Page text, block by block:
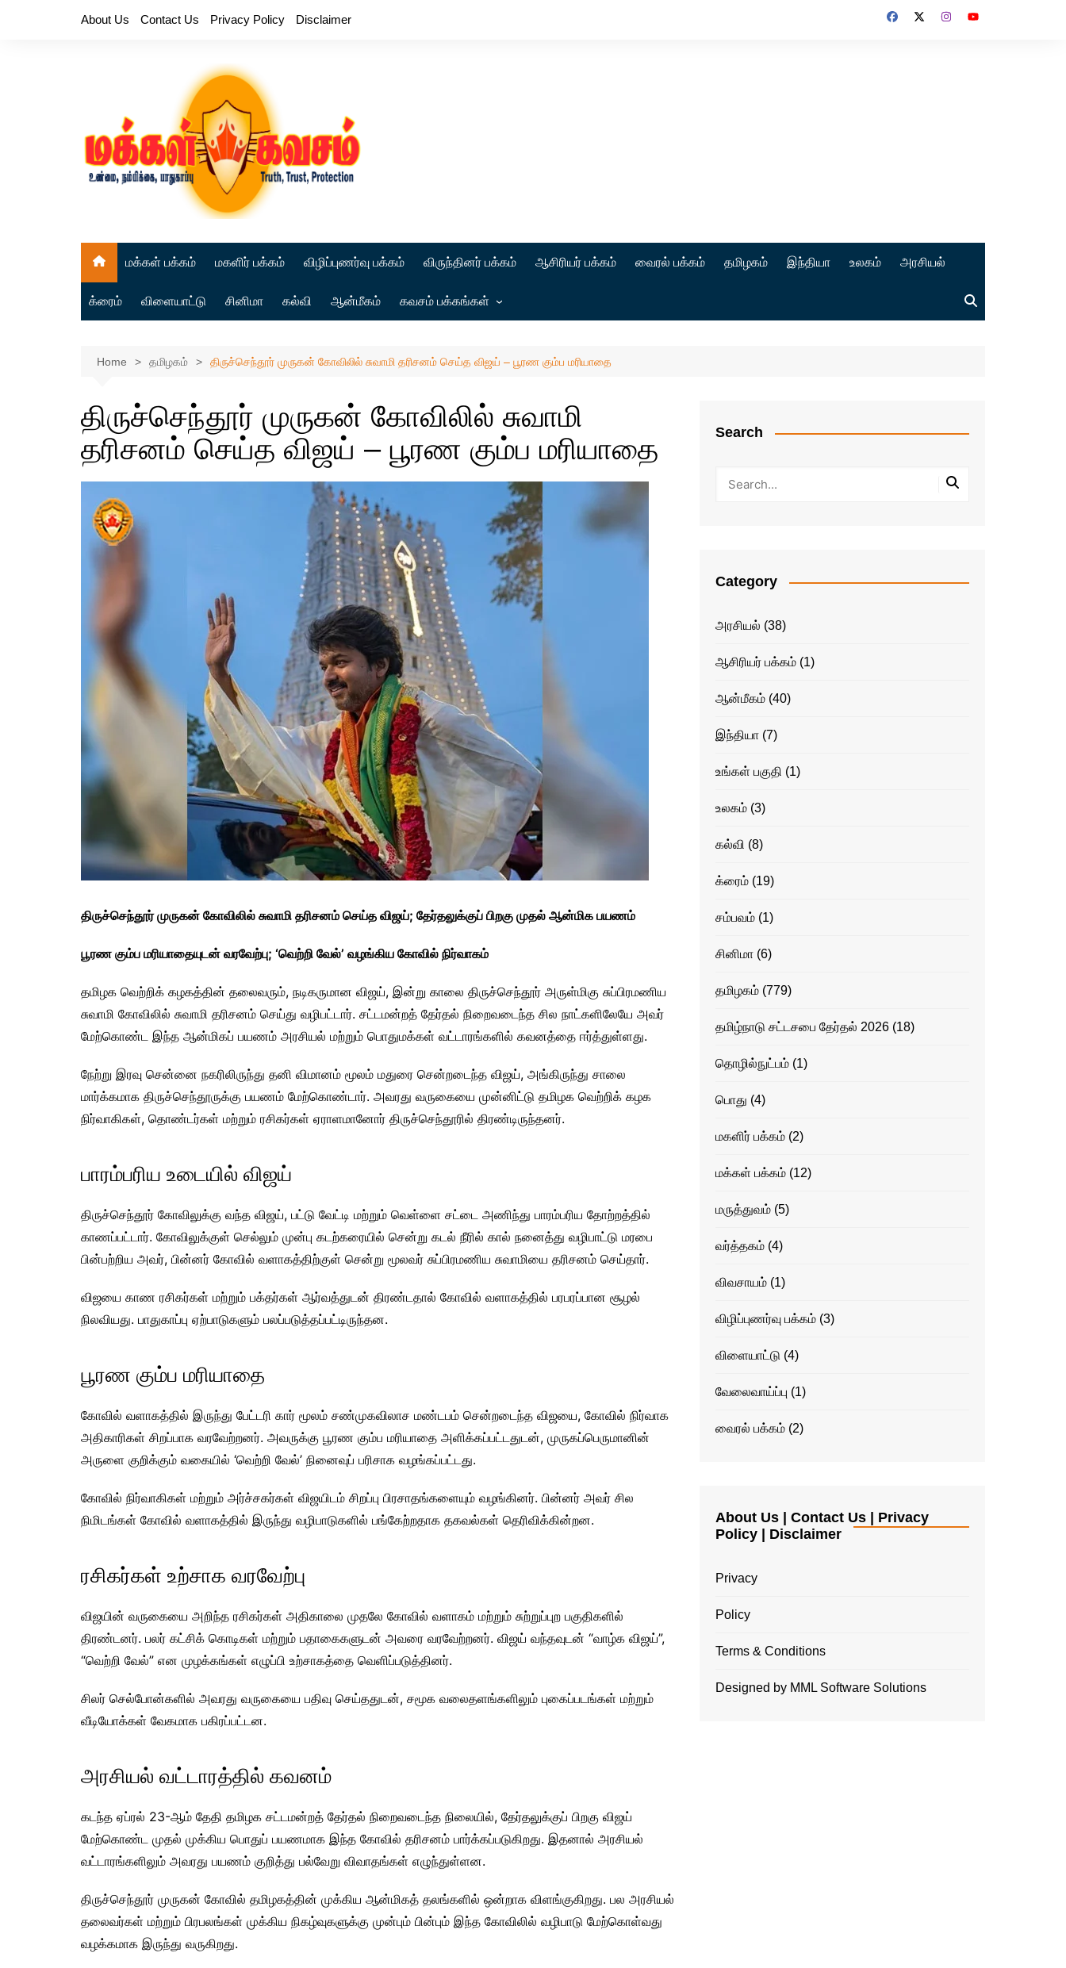
About Us Contact Us Privacy Policy Disclaimer
மக்கள் பக்கம் மகளிர் பக்கம் விழிப்புணர்வு பக்கம் விருந்தினர் பக்கம் ஆசிரியர் பக்கம் வைரல் பக்கம் தமிழகம் இந்தியா உலகம் அரசியல்
க்ரைம் விளையாட்டு சினிமா கல்வி ஆன்மீகம் கவசம் பக்கங்கள்
வேலைவாய்ப்பு
மருத்துவம்
அறிவியல்
கார்ட்டூன்ஸ்
வர்த்தகம்
Home தமிழகம் திருச்செந்தூர் முருகன் கோவிலில் சுவாமி தரிசனம் செய்த விஜய் – பூரண கும்ப மரியாதை
திருச்செந்தூர் முருகன் கோவிலில் சுவாமி
தரிசனம் செய்த விஜய் – பூரண கும்ப மரியாதை
திருச்செந்தூர் முருகன் கோவிலில் சுவாமி தரிசனம் செய்த விஜய்; தேர்தலுக்குப் பிறகு முதல் ஆன்மிக பயணம்
பூரண கும்ப மரியாதையுடன் வரவேற்பு; ‘வெற்றி வேல்’ வழங்கிய கோவில் நிர்வாகம்
தமிழக வெற்றிக் கழகத்தின் தலைவரும், நடிகருமான விஜய், இன்று காலை திருச்செந்தூர் அருள்மிகு சுப்பிரமணிய
சுவாமி கோவிலில் சுவாமி தரிசனம் செய்து வழிபட்டார். சட்டமன்றத் தேர்தல் நிறைவடைந்த சில நாட்களிலேயே அவர்
மேற்கொண்ட இந்த ஆன்மிகப் பயணம் அரசியல் மற்றும் பொதுமக்கள் வட்டாரங்களில் கவனத்தை ஈர்த்துள்ளது.
நேற்று இரவு சென்னை நகரிலிருந்து தனி விமானம் மூலம் மதுரை சென்றடைந்த விஜய், அங்கிருந்து சாலை
மார்க்கமாக திருச்செந்தூருக்கு பயணம் மேற்கொண்டார். அவரது வருகையை முன்னிட்டு தமிழக வெற்றிக் கழக
நிர்வாகிகள், தொண்டர்கள் மற்றும் ரசிகர்கள் ஏராளமானோர் திருச்செந்தூரில் திரண்டிருந்தனர்.
பாரம்பரிய உடையில் விஜய்
திருச்செந்தூர் கோவிலுக்கு வந்த விஜய், பட்டு வேட்டி மற்றும் வெள்ளை சட்டை அணிந்து பாரம்பரிய தோற்றத்தில்
காணப்பட்டார். கோவிலுக்குள் செல்லும் முன்பு கடற்கரையில் சென்று கடல் நீரில் கால் நனைத்து வழிபாட்டு மரபை
பின்பற்றிய அவர், பின்னர் கோவில் வளாகத்திற்குள் சென்று மூலவர் சுப்பிரமணிய சுவாமியை தரிசனம் செய்தார்.
விஜயை காண ரசிகர்கள் மற்றும் பக்தர்கள் ஆர்வத்துடன் திரண்டதால் கோவில் வளாகத்தில் பரபரப்பான சூழல்
நிலவியது. பாதுகாப்பு ஏற்பாடுகளும் பலப்படுத்தப்பட்டிருந்தன.
பூரண கும்ப மரியாதை
கோவில் வளாகத்தில் இருந்து பேட்டரி கார் மூலம் சண்முகவிலாச மண்டபம் சென்றடைந்த விஜயை, கோவில் நிர்வாக
அதிகாரிகள் சிறப்பாக வரவேற்றனர். அவருக்கு பூரண கும்ப மரியாதை அளிக்கப்பட்டதுடன், முருகப்பெருமானின்
அருளை குறிக்கும் வகையில் ‘வெற்றி வேல்’ நினைவுப் பரிசாக வழங்கப்பட்டது.
கோவில் நிர்வாகிகள் மற்றும் அர்ச்சகர்கள் விஜயிடம் சிறப்பு பிரசாதங்களையும் வழங்கினர். பின்னர் அவர் சில
நிமிடங்கள் கோவில் வளாகத்தில் இருந்து வழிபாடுகளில் பங்கேற்றதாக தகவல்கள் தெரிவிக்கின்றன.
ரசிகர்கள் உற்சாக வரவேற்பு
விஜயின் வருகையை அறிந்த ரசிகர்கள் அதிகாலை முதலே கோவில் வளாகம் மற்றும் சுற்றுப்புற பகுதிகளில்
திரண்டனர். பலர் கட்சிக் கொடிகள் மற்றும் பதாகைகளுடன் அவரை வரவேற்றனர். விஜய் வந்தவுடன் “வாழ்க விஜய்”,
“வெற்றி வேல்” என முழக்கங்கள் எழுப்பி உற்சாகத்தை வெளிப்படுத்தினர்.
சிலர் செல்போன்களில் அவரது வருகையை பதிவு செய்ததுடன், சமூக வலைதளங்களிலும் புகைப்படங்கள் மற்றும்
வீடியோக்கள் வேகமாக பகிரப்பட்டன.
அரசியல் வட்டாரத்தில் கவனம்
கடந்த ஏப்ரல் 23-ஆம் தேதி தமிழக சட்டமன்றத் தேர்தல் நிறைவடைந்த நிலையில், தேர்தலுக்குப் பிறகு விஜய்
மேற்கொண்ட முதல் முக்கிய பொதுப் பயணமாக இந்த கோவில் தரிசனம் பார்க்கப்படுகிறது. இதனால் அரசியல்
வட்டாரங்களிலும் அவரது பயணம் குறித்து பல்வேறு விவாதங்கள் எழுந்துள்ளன.
திருச்செந்தூர் முருகன் கோவில் தமிழகத்தின் முக்கிய ஆன்மிகத் தலங்களில் ஒன்றாக விளங்குகிறது. பல அரசியல்
தலைவர்கள் மற்றும் பிரபலங்கள் முக்கிய நிகழ்வுகளுக்கு முன்பும் பின்பும் இந்த கோவிலில் வழிபாடு மேற்கொள்வது
வழக்கமாக இருந்து வருகிறது.
Search
Category
அரசியல் (38)
ஆசிரியர் பக்கம் (1)
ஆன்மீகம் (40)
இந்தியா (7)
உங்கள் பகுதி (1)
உலகம் (3)
கல்வி (8)
க்ரைம் (19)
சம்பவம் (1)
சினிமா (6)
தமிழகம் (779)
தமிழ்நாடு சட்டசபை தேர்தல் 2026 (18)
தொழில்நுட்பம் (1)
பொது (4)
மகளிர் பக்கம் (2)
மக்கள் பக்கம் (12)
மருத்துவம் (5)
வர்த்தகம் (4)
விவசாயம் (1)
விழிப்புணர்வு பக்கம் (3)
விளையாட்டு (4)
வேலைவாய்ப்பு (1)
வைரல் பக்கம் (2)
About Us | Contact Us | Privacy
Policy | Disclaimer
Privacy
Policy
Terms & Conditions
Designed by MML Software Solutions